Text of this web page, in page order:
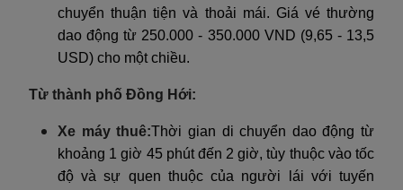
chuyển thuận tiện và thoải mái. Giá vé thường
dao động từ 250.000 - 350.000 VND (9,65 - 13,5
USD) cho một chiều.
Từ thành phố Đồng Hới:
Xe máy thuê:Thời gian di chuyển dao động từ
khoảng 1 giờ 45 phút đến 2 giờ, tùy thuộc vào tốc
độ và sự quen thuộc của người lái với tuyến